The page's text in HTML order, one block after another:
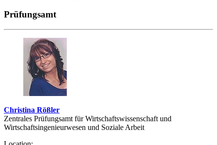
Prüfungsamt
Christina Rößler
Zentrales Prüfungsamt für Wirtschaftswissenschaft und
Wirtschaftsingenieurwesen und Soziale Arbeit